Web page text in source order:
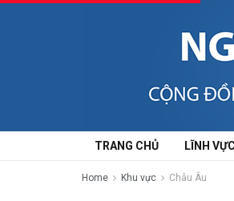
TRANG CHỦ LĨNH VỰC
Home Khu vực Châu Âu